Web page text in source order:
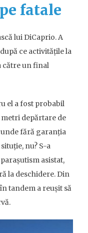
fatale
lui DiCaprio. A
ce activitățile la
către un final
el a fost probabil
metri depărtare de
fără garanția
nu? S-a
asistat,
la deschidere. Din
tandem a reușit să